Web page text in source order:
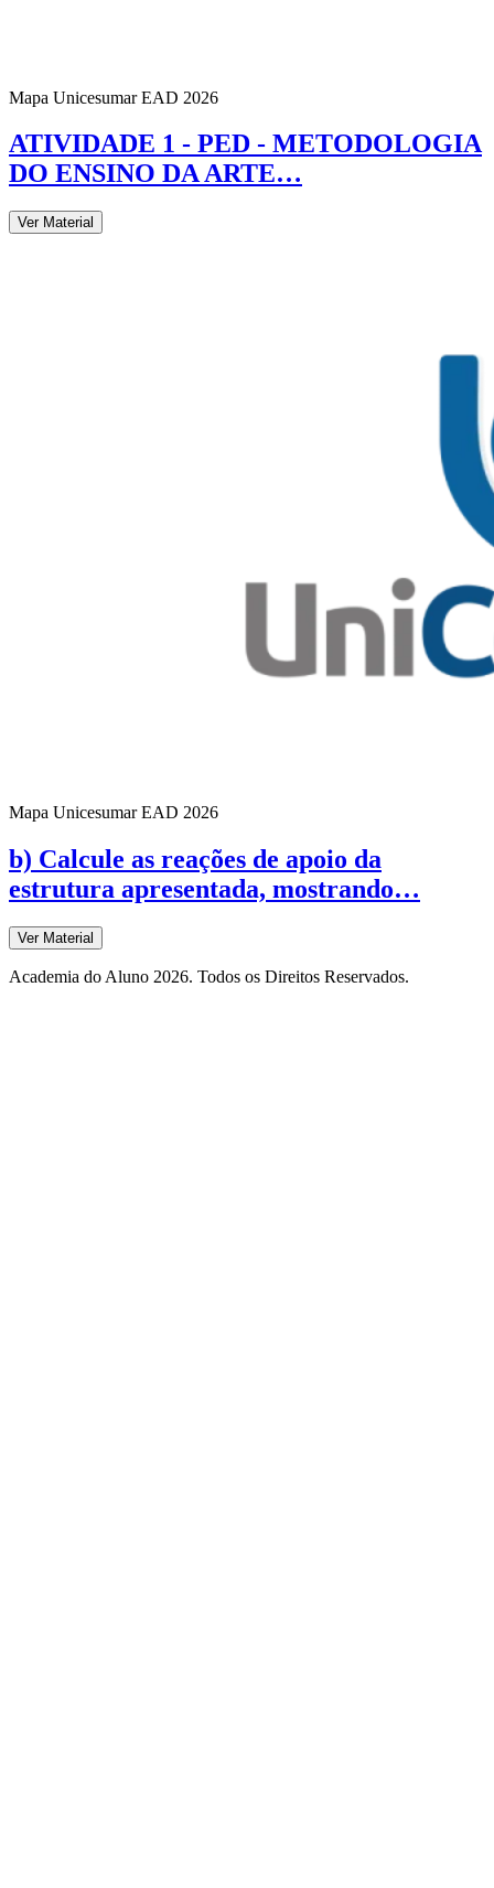
Mapa Unicesumar EAD 2026
ATIVIDADE 1 - PED - METODOLOGIA
DO ENSINO DA ARTE…
Ver Material
Mapa Unicesumar EAD 2026
b) Calcule as reações de apoio da
estrutura apresentada, mostrando…
Ver Material
Academia do Aluno 2026. Todos os Direitos Reservados.